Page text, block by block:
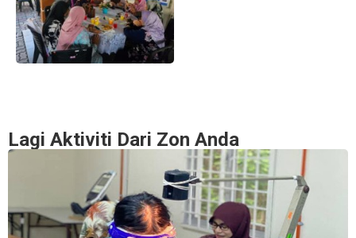
Lagi Aktiviti Dari Zon Anda